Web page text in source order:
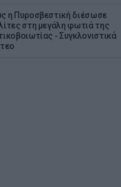
η Πυροσβεστική διέσωσε
στη μεγάλη φωτιά της
- Συγκλονιστικά